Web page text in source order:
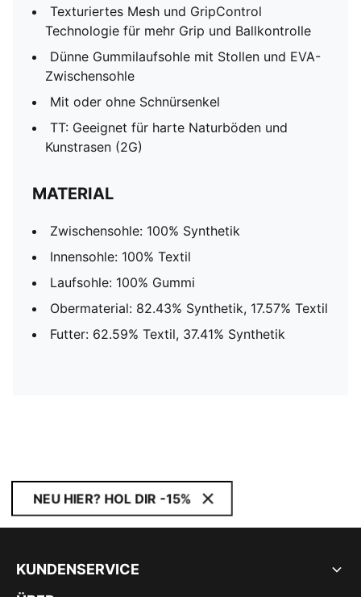
Texturiertes Mesh und GripControl
Technologie für mehr Grip und Ballkontrolle
Dünne Gummilaufsohle mit Stollen und EVA-
Zwischensohle
Mit oder ohne Schnürsenkel
TT: Geeignet für harte Naturböden und
Kunstrasen (2G)
MATERIAL
Zwischensohle: 100% Synthetik
Innensohle: 100% Textil
Laufsohle: 100% Gummi
Obermaterial: 82.43% Synthetik, 17.57% Textil
Futter: 62.59% Textil, 37.41% Synthetik
NEU HIER? HOL DIR -15%
KUNDENSERVICE